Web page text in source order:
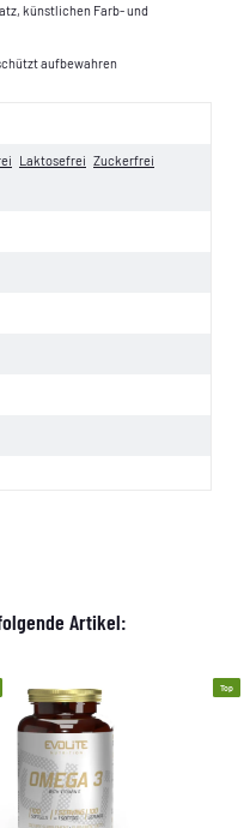
künstlichen Farb- und
aufbewahren
Laktosefrei Zuckerfrei
Artikel:
Top